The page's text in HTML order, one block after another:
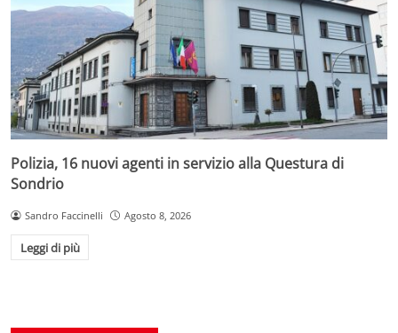
Polizia, 16 nuovi agenti in servizio alla Questura di
Sondrio
Sandro Faccinelli Agosto 8, 2026
Leggi di più